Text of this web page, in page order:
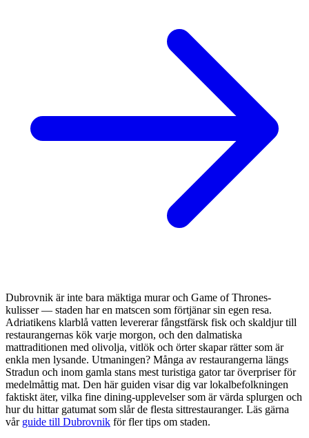
Dubrovnik är inte bara mäktiga murar och Game of Thrones-
kulisser — staden har en matscen som förtjänar sin egen resa.
Adriatikens klarblå vatten levererar fångstfärsk fisk och skaldjur till
restaurangernas kök varje morgon, och den dalmatiska
mattraditionen med olivolja, vitlök och örter skapar rätter som är
enkla men lysande. Utmaningen? Många av restaurangerna längs
Stradun och inom gamla stans mest turistiga gator tar överpriser för
medelmåttig mat. Den här guiden visar dig var lokalbefolkningen
faktiskt äter, vilka fine dining-upplevelser som är värda splurgen och
hur du hittar gatumat som slår de flesta sittrestauranger. Läs gärna
vår guide till Dubrovnik för fler tips om staden.